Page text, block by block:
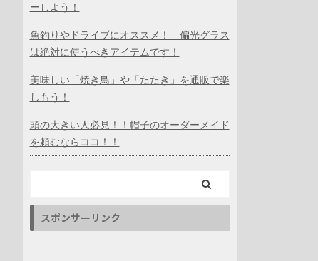
ーしよう！
魚釣りやドライブにオススメ！ 偏光グラス
は絶対に使うべきアイテムです！
美味しい「焼き鳥」や「たたき」を通販で楽
しもう！
頭の大きい人必見！！帽子のオーダーメイド
を頼むならココ！！
スポンサーリンク